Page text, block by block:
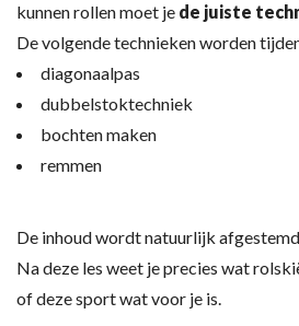
kunnen rollen moet je de juiste
De volgende technieken worden
diagonaalpas
dubbelstoktechniek
bochten maken
remmen
De inhoud wordt natuurlijk
Na deze les weet je precies wat
of deze sport wat voor je is.